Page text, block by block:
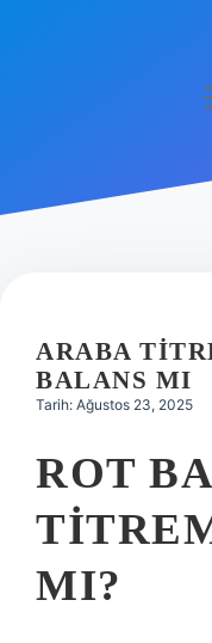
Hakkımızda
ARABA
BALANS MI
Tarih: Ağustos 23, 2025
ROT
MI?